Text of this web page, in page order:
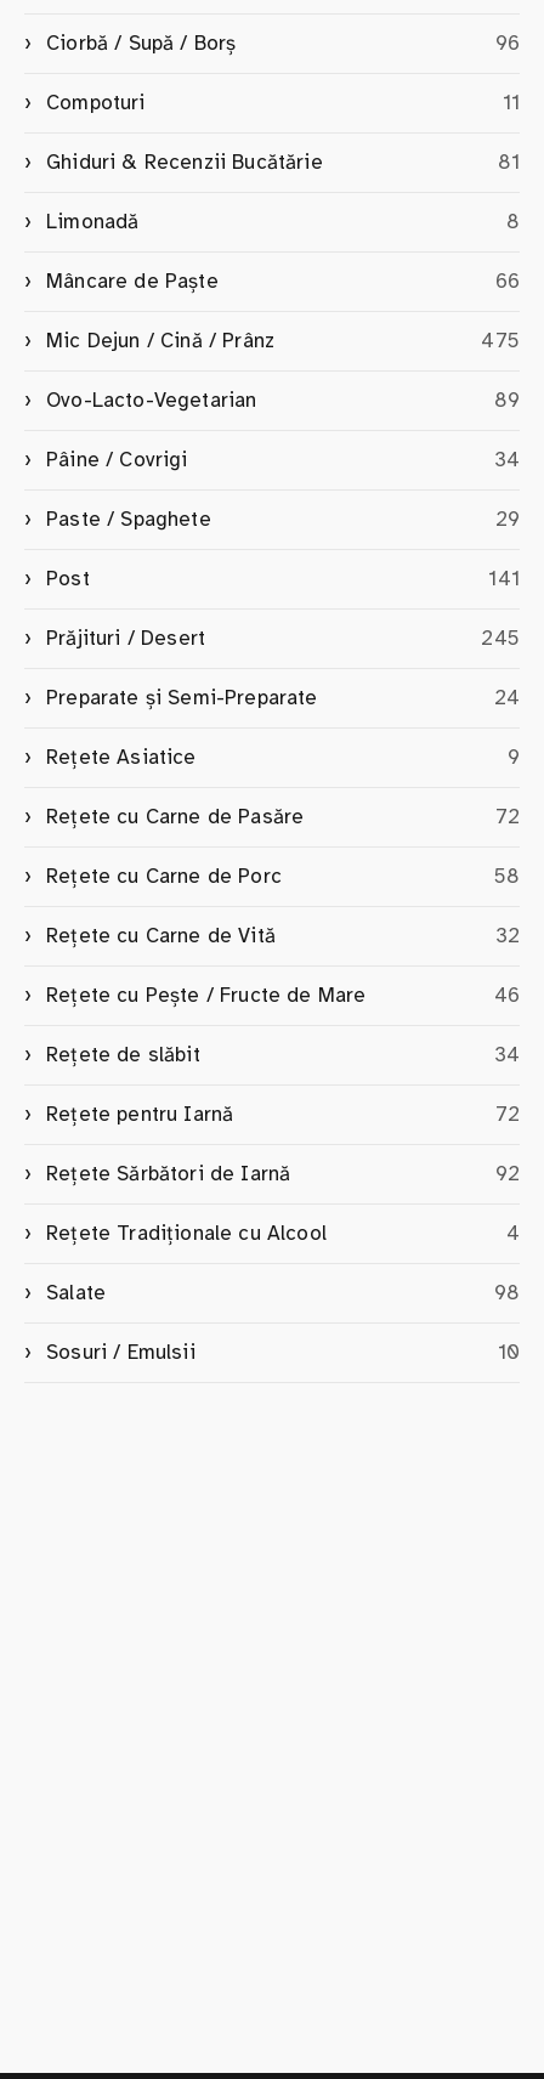
Ciorbă / Supă / Borș 96
Compoturi 11
Ghiduri & Recenzii Bucătărie 81
Limonadă 8
Mâncare de Paște 66
Mic Dejun / Cină / Prânz 475
Ovo-Lacto-Vegetarian 89
Pâine / Covrigi 34
Paste / Spaghete 29
Post 141
Prăjituri / Desert 245
Preparate și Semi-Preparate 24
Rețete Asiatice 9
Rețete cu Carne de Pasăre 72
Rețete cu Carne de Porc 58
Rețete cu Carne de Vită 32
Rețete cu Pește / Fructe de Mare 46
Rețete de slăbit 34
Rețete pentru Iarnă 72
Rețete Sărbători de Iarnă 92
Rețete Tradiționale cu Alcool 4
Salate 98
Sosuri / Emulsii 10